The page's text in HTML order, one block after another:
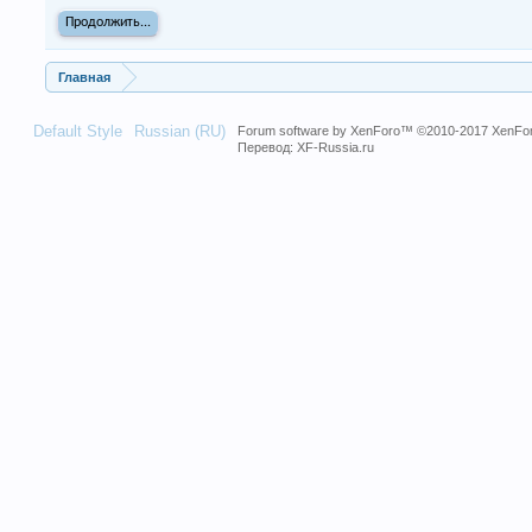
Продолжить...
Главная
Default Style Russian (RU) Forum software by XenForo™©2010-2017
Перевод:XF-Russia.ru